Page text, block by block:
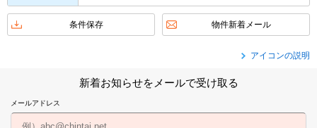
条件保存 物件新着メール
アイコンの説明
新着お知らせをメールで受け取る
メールアドレス